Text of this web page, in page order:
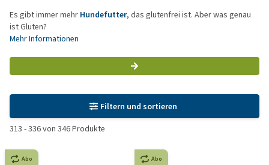
Es gibt immer mehr Hundefutter, das glutenfrei ist. Aber was genau
ist Gluten?
Mehr Informationen
Filtern und sortieren
313 -336von 346Produkte
Abo Abo